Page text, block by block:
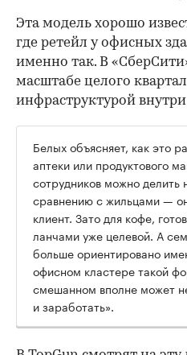
Эта модель хорошо
где ретейл у офисных
именно так. В
масштабе целого
инфраструктурой
Белых объясняет, как это
аптеки или продуктового
сотрудников можно делить
сравнению с жильцами —
клиент. Зато для кофе,
ланчами уже целевой. А
больше ориентировано
офисном кластере такой
смешанном вполне может
и заработать».